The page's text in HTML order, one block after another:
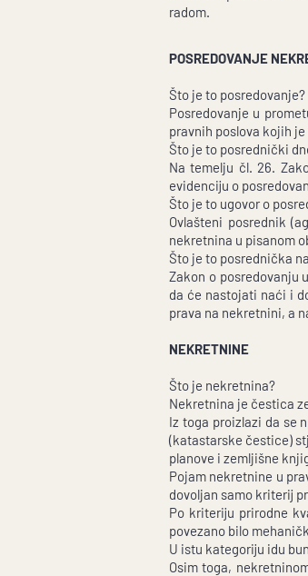
radom.
POSREDOVANJE
Što je to posredovanje?
Posredovanje u
pravnih poslova kojih
Što je to posrednički
Na temelju čl. 26.
evidenciju o
Što je to ugovor o
Ovlašteni posrednik
nekretnina u pisanom
Što je to posrednička
Zakon o posredovanju
da će nastojati naći i
prava na nekretnini, a
NEKRETNINE
Što je nekretnina?
Nekretnina je čestica
Iz toga proizlazi da se
(katastarske čestice)
planove i zemljišne
Pojam nekretnine u
dovoljan samo kriterij
Po kriteriju prirodne
povezano bilo
U istu kategoriju idu
Osim toga,